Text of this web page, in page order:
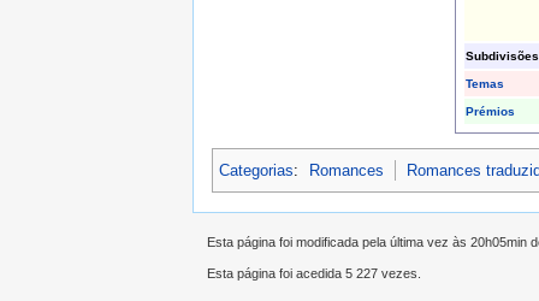
Subdivisões
Temas
Prémios
Categorias: Romances Romances
Esta página foi modificada pela última vez às 20h05min
Esta página foi acedida 5 227 vezes.